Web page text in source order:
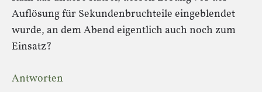
Auflösung für Sekundenbruchteile eingeblendet
wurde, an dem Abend eigentlich auch noch zum
Einsatz?
Antworten